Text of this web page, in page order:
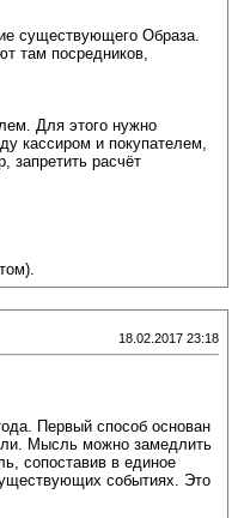
существующего Образа.
там посредников,
Для этого нужно
кассиром и покупателем,
запретить расчёт
18.02.2017 23:18
Первый способ основан
Мысль можно замедлить
сопоставив в единое
событиях. Это